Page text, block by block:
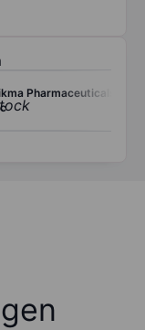
Pharmaceuticals